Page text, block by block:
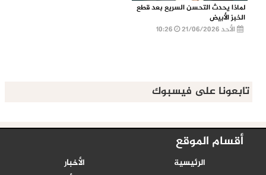
لماذا يحدث التحسن السريع بعد قطع
الخبز الأبيض
الأحد 21/06/2026
تابعونا على فيسبوك
أقسام الموقع
الرئيسية
الأخبار